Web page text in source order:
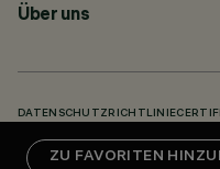
ZU FAVORITEN
Über uns
DATENSCHUTZRICHTLINIE
UNSERE CODES KNOWLEDGE BASE